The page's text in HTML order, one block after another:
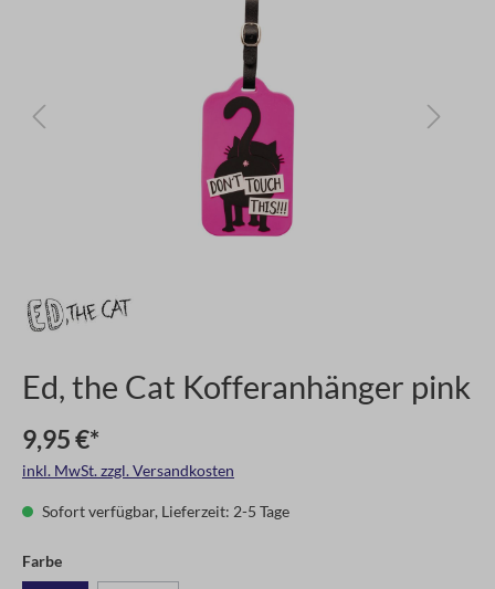
Ed, the Cat Kofferanhänger pink
9,95 €*
inkl. MwSt. zzgl. Versandkosten
Sofort verfügbar, Lieferzeit: 2-5 Tage
Farbe